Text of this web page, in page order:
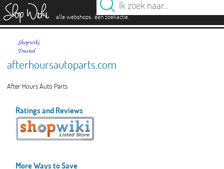
alle webshops. één zoekactie.
afterhoursautoparts.com
After Hours Auto Parts
Ratings and Reviews
More Ways to Save